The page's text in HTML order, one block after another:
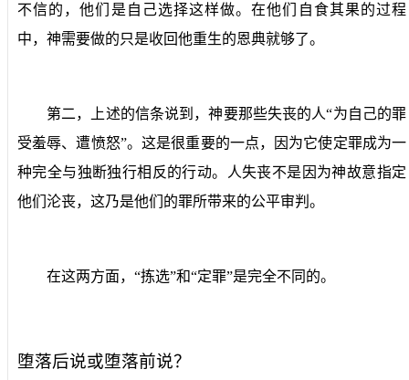
不信的，他们是自己选择这样做。在他们自食其果的过程
中，神需要做的只是收回他重生的恩典就够了。
第二，上述的信条说到，神要那些失丧的人“为自己的罪
受羞辱、遭愤怒”。这是很重要的一点，因为它使定罪成为一
种完全与独断独行相反的行动。人失丧不是因为神故意指定
他们沦丧，这乃是他们的罪所带来的公平审判。
在这两方面，“拣选”和“定罪”是完全不同的。
堕落后说或堕落前说？